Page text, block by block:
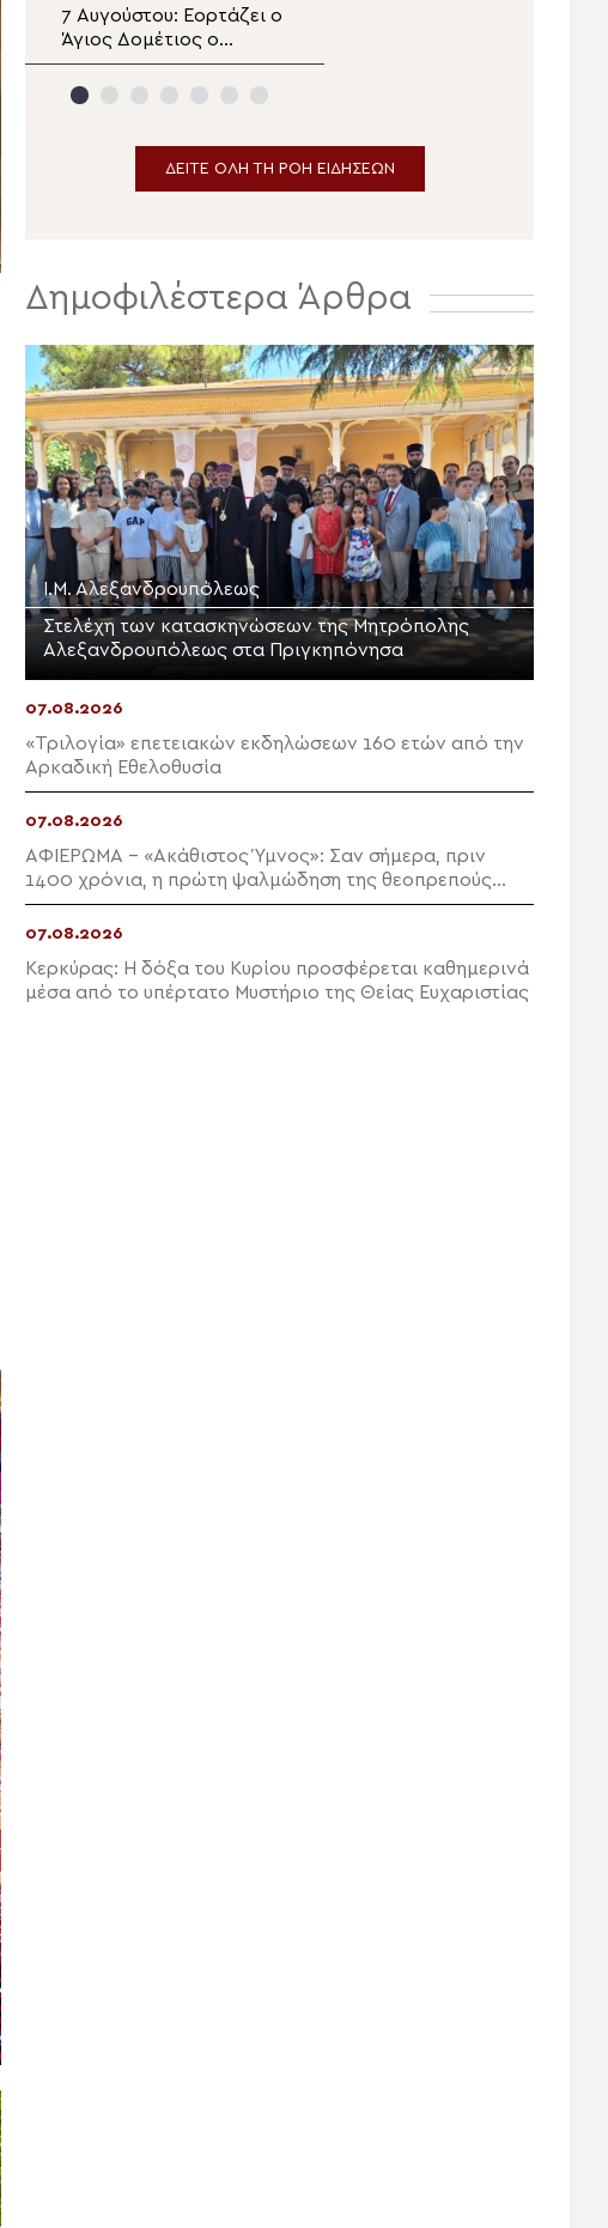
Θυατείρων
7 Αυγούστου: Εορτάζει ο
Άγιος Δομέτιος ο
Πέρσης
ΔΕΙΤΕ ΟΛΗ ΤΗ ΡΟΗ ΕΙΔΗΣΕΩΝ
Δημοφιλέστερα Άρθρα
Ι.Μ. Αλεξανδρουπόλεως
Στελέχη των κατασκηνώσεων της Μητρόπολης
Αλεξανδρουπόλεως στα Πριγκηπόνησα
07.08.2026
«Τριλογία» επετειακών εκδηλώσεων 160 ετών από την
Αρκαδική Εθελοθυσία
07.08.2026
ΑΦΙΕΡΩΜΑ – «Ακάθιστος Ύμνος»: Σαν σήμερα, πριν
1400 χρόνια, η πρώτη ψαλμώδηση της θεοπρεπούς
προσευχής της Εκκλησίας
07.08.2026
Κερκύρας: Η δόξα του Κυρίου προσφέρεται καθημερινά
μέσα από το υπέρτατο Μυστήριο της Θείας Ευχαριστίας